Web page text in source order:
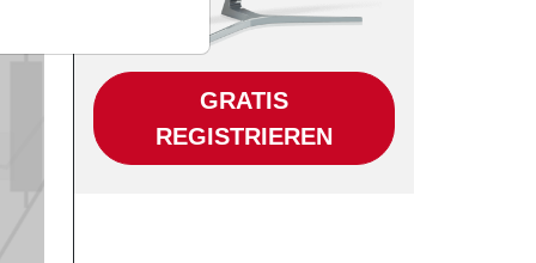
GRATIS
REGISTRIEREN